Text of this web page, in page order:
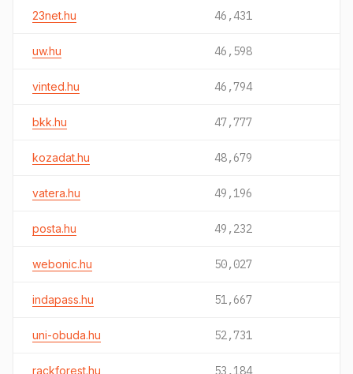
23net.hu 46,431
uw.hu 46,598
vinted.hu 46,794
bkk.hu 47,777
kozadat.hu 48,679
vatera.hu 49,196
posta.hu 49,232
webonic.hu 50,027
indapass.hu 51,667
uni-obuda.hu 52,731
rackforest.hu 53,184